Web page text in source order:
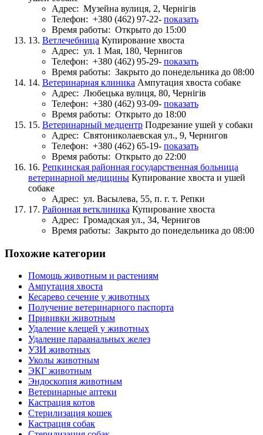
Адрес: Музейна вулиця, 2, Чернігів
Телефон: +380 (462) 97-22- показать
Время работы: Открыто до 15:00
13. Ветлечебница Купирование хвоста
Адрес: ул. 1 Мая, 180, Чернигов
Телефон: +380 (462) 95-29- показать
Время работы: Закрыто до понедельника до 08:00
14. Ветеринарная клиника Ампутация хвоста собаке
Адрес: Любецька вулиця, 80, Чернігів
Телефон: +380 (462) 93-09- показать
Время работы: Открыто до 18:00
15. Ветеринарный медцентр Подрезание ушей у собаки
Адрес: Святониколаевская ул., 9, Чернигов
Телефон: +380 (462) 65-19- показать
Время работы: Открыто до 22:00
16. Репкинская районная государственная больница
ветеринарной медицины Купирование хвоста и ушей
собаке
Адрес: ул. Васылева, 55, п. г. т. Репки
17. Районная ветклиника Купирование хвоста
Адрес: Громадская ул., 34, Чернигов
Время работы: Закрыто до понедельника до 08:00
Похожие категории
Помощь животным и растениям
Ампутация хвоста
Кесарево сечение у животных
Получение ветеринарного паспорта
Прививки животным
Удаление клещей у животных
Удаление параанальных желез
УЗИ животных
Уколы животным
ЭКГ животным
Эндоскопия животным
Ветеринарные аптеки
Кастрация котов
Стерилизация кошек
Кастрация собак